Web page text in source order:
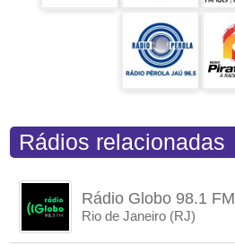
Rádios relacionadas
Rádio Globo 98.1 FM
Rio de Janeiro (RJ)